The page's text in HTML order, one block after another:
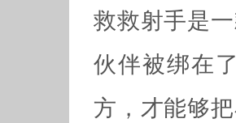
救救射手是
伙伴被绑在
方，才能够